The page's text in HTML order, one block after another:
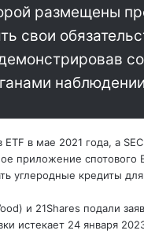
размещены
свои
в мае 2021 года, а
приложение спотового
углеродные кредиты
и 21Shares подали
истекает 24 января